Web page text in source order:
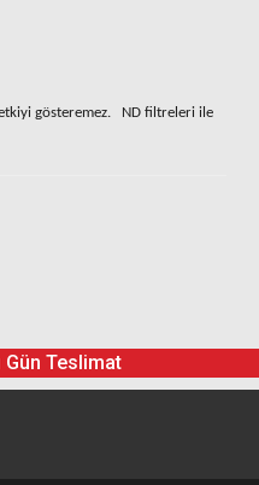
etkiyi gösteremez. ND filtreleri ile
Gün Teslimat